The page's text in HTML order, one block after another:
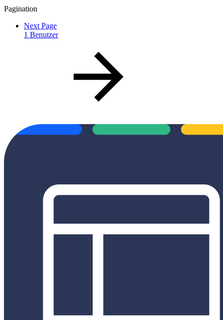
Pagination
Next Page
1 Benutzer